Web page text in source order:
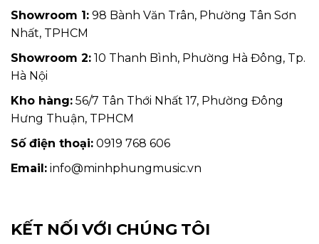
Showroom 1: 98 Bành Văn Trân, Phường Tân Sơn
Nhất, TPHCM
Showroom 2: 10 Thanh Bình, Phường Hà Đông, Tp.
Hà Nội
Kho hàng: 56/7 Tân Thới Nhất 17, Phường Đông
Hưng Thuận, TPHCM
Số điện thoại: 0919 768 606
Email: info@minhphungmusic.vn
KẾT NỐI VỚI CHÚNG TÔI